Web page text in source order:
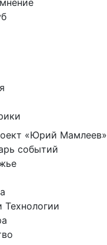
«Юрий Мамлеев»
событий
Технологии